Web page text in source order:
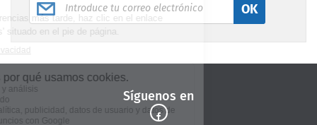
OK
Síguenos en